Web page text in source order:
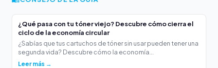
¿Qué pasa con tu tóner viejo? Descubre cómo cierra el
ciclo de la economía circular
¿Sabías que tus cartuchos de tóner sin usar pueden tener una
segunda vida? Descubre cómo la economía...
Leer más →